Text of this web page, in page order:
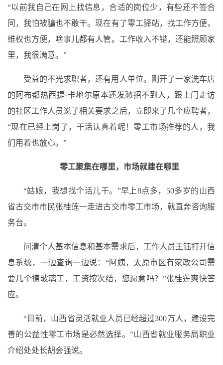
“以前我自己在网上找信息，合适的岗位少，有些还不签合
同，我怕被骗也不敢干。现在有了零工驿站，找工作方便，
维权也方便，啥事儿都有人管。工作收入不错，还能照顾家
里，我很满意。”
受益的不光求职者，还有用人单位。刚开了一家洗车店
的阿布都热西提·卡地尔原本还发愁招不到人，跟上门走访
的社区工作人员说了相关要求之后，立即来了几个应聘者，
“现在已经上岗了，干活认真着呢！零工市场推荐的人，我
们用着也放心。”
零工聚集在哪里，市场就建在哪里
“姑娘，我想找个活儿干。”早上8点多，50多岁的山西
省古交市市民张桂莲一走进古交市零工市场，就直奔咨询服
务台。
问清个人基本信息和基本需求后，工作人员王钰打开信
息系统，一边查询一边说：“阿姨，太原市区有家政公司需
要几个擦玻璃工，工资按次结，您愿意吗？”张桂莲爽快答
应。
“目前，山西省灵活就业人员已经超过300万人，建设完
善的公益性零工市场是必然选择。”山西省就业服务局职业
介绍处处长胡会强说。